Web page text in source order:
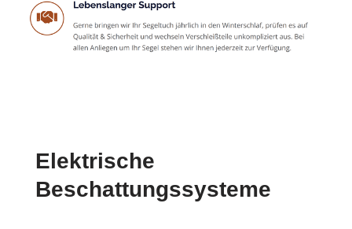
Elektrische
Beschattungssysteme